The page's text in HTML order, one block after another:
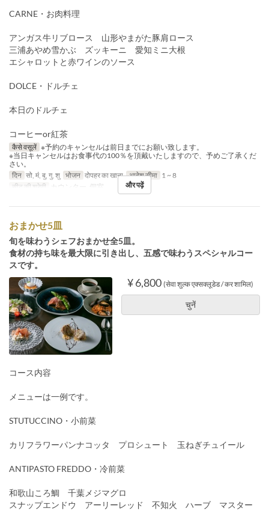
CARNE・お肉料理
アンガス牛リブロース 山形やまがた豚肩ロース
三浦あやめ雪かぶ ズッキーニ 愛知ミニ大根
エシャロットと赤ワインのソース
DOLCE・ドルチェ
本日のドルチェ
コーヒーor紅茶
कैसे वसूलें ※予約のキャンセルは前日までにお願い致します。
※当日キャンセルはお食事代の100％を頂戴いたしますので、予めご了承くだ
さい。
दिन सो, मं, बु, गु, शु भोजन दोपहर का खाना आदेश सीमा 1 ~ 8
सीट की श्रेणी
カウンター, 個室 और पढ़ें
おまかせ5皿
旬を味わうシェフおまかせ全5皿。
食材の持ち味を最大限に引き出し、五感で味わうスペシャルコー
スです。
¥ 6,800 (सेवा शुल्क एक्सक्लूडेड / कर शामिल)
चुनें
コース内容
メニューは一例です。
STUTUCCINO・小前菜
カリフラワーパンナコッタ プロシュート 玉ねぎチュイール
ANTIPASTO FREDDO・冷前菜
和歌山ころ鯛 千葉メジマグロ
スナップエンドウ アーリーレッド 不知火 ハーブ マスター